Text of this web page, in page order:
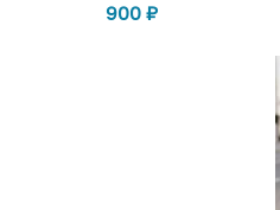
900 ₽